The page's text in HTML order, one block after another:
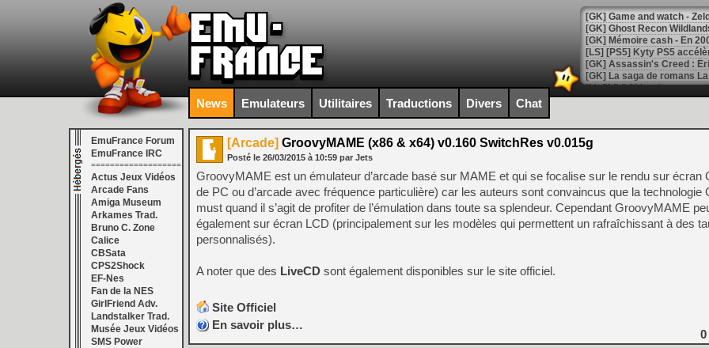
[Mo5] DOOM arrive en
[GK] Bethesda fête les 30
[GK] Roblox : l'action en
[GK] Agenda - GeForce
[GK] Devolver Digital en a
[LS] [PS5] ps5-y2jb-
[GK] Pourquoi Marvel
[GK] Test : Restory : Chill
[GK] GTA 6 : Rockstar
[GK] Hot Wheels Infinite
[GK] Mémoire cash -
[GK] Résultats Nintendo :
[GK] Déjà des
[Mo5] Brickboy cherche à
[GK] Minecraft et ses «
News Emulateurs Utilitaires Traductions Divers Chat
EmuFrance Forum
EmuFrance IRC
===================
Actus Jeux Vidéos
Arcade Fans
Amiga Museum
Arkames Trad.
Bruno C. Zone
Calice
CBSata
CPS2Shock
EF-Nes
Fan de la NES
GirlFriend Adv.
Landstalker Trad.
Musée Jeux Vidéos
SMS Power
[Arcade] GroovyMAME (x86 & x64) v0.160 SwitchRes v0.015g
Posté le 26/03/2015 à 10:59 par Jets
GroovyMAME est un émulateur d’arcade basé sur MAME et qui se focalise sur le rendu sur écran
de PC ou d’arcade avec fréquence particulière) car les auteurs sont convaincus que la technologie
must quand il s’agit de profiter de l’émulation dans toute sa splendeur. Cependant GroovyMAME
également sur écran LCD (principalement sur les modèles qui permettent un rafraîchissant à des
personnalisés).
A noter que des LiveCD sont également disponibles sur le site officiel.
Site Officiel
En savoir plus…
0